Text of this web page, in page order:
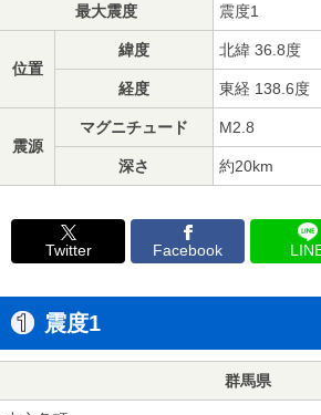
最大震度 震度1
位置
緯度 北緯 36.8度
経度 東経 138.6度
震源
マグニチュード M2.8
深さ 約20km
Twitter Facebook
震度1
群馬県